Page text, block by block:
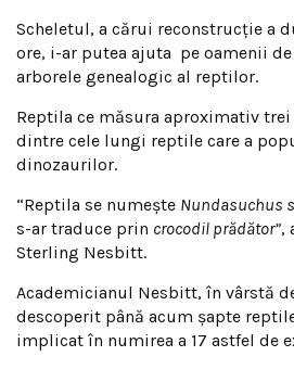
Scheletul, a cărui reconstrucție a
ore, i-ar putea ajuta pe oamenii
arborele genealogic al reptilor.
Reptila ce măsura aproximativ
dintre cele lungi reptile care a
dinozaurilor.
“Reptila se numește Nundasuchus
s-ar traduce prin crocodil prădător”,
Sterling Nesbitt.
Academicianul Nesbitt, în vârstă
descoperit până acum șapte
implicat în numirea a 17 astfel de